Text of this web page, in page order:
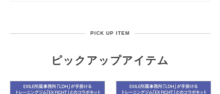
PICK UP ITEM
ピックアップアイテム